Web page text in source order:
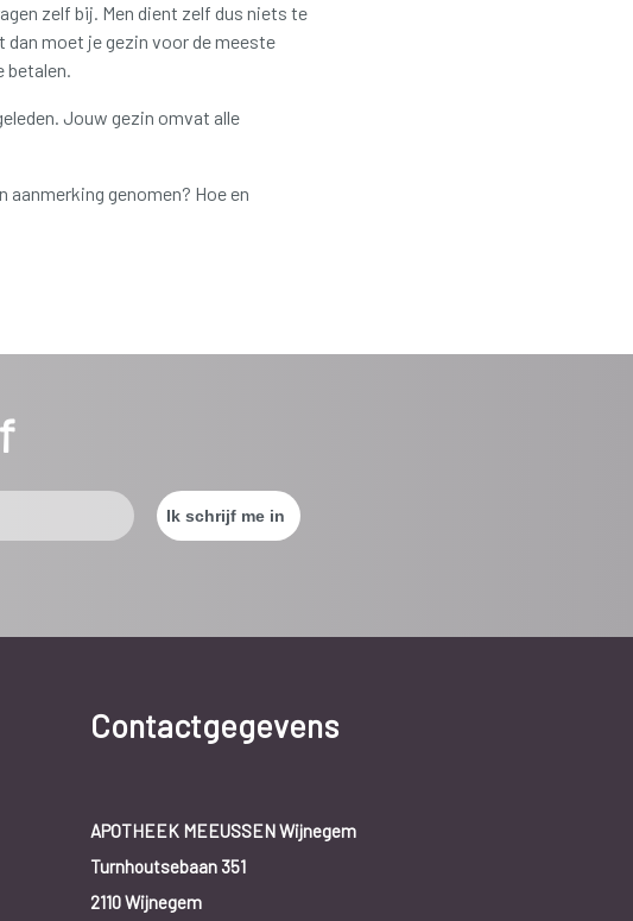
zelf bij. Men dient zelf dus niets te
moet je gezin voor de meeste
betalen.
Jouw gezin omvat alle
genomen? Hoe en
Contactgegevens
APOTHEEK MEEUSSEN Wijnegem
Turnhoutsebaan 351
2110 Wijnegem